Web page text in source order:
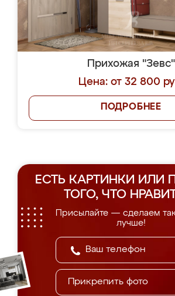
Прихожая "Зевс"
Цена: от 32 800
ПОДРОБНЕЕ
ЕСТЬ КАРТИНКИ ИЛИ
ТОГО, ЧТО
Присылайте — сделаем
лучше!
Прикрепить фото